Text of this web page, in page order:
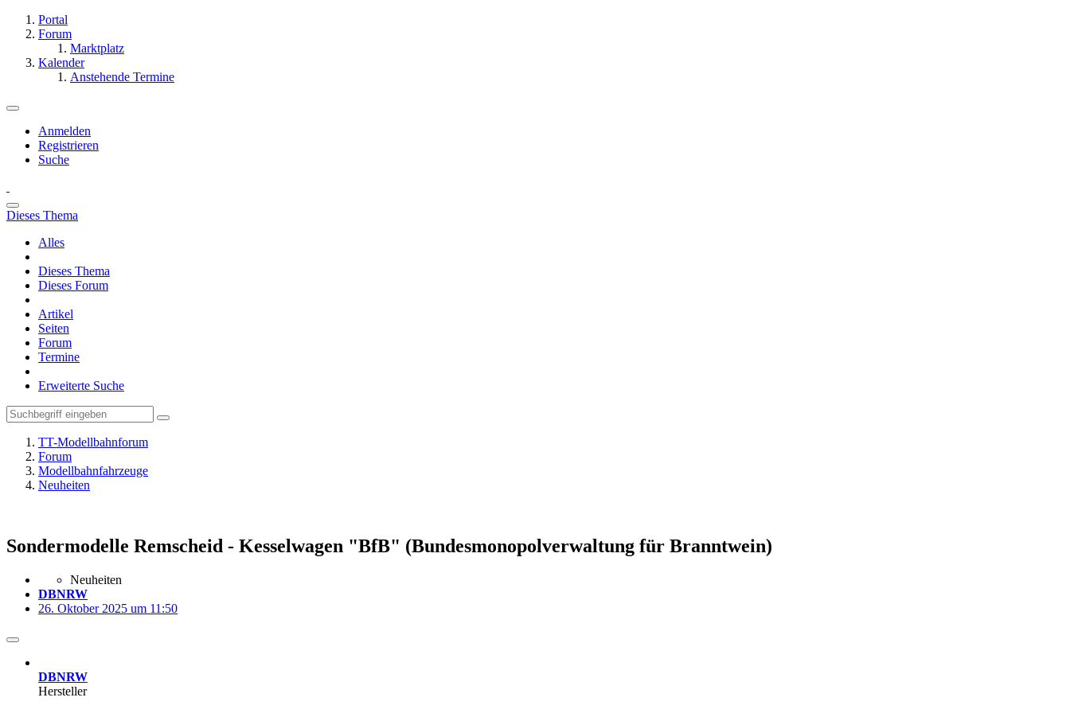
Portal
Forum
Marktplatz
Kalender
Anstehende Termine
Anmelden
Registrieren
Suche
Dieses Thema
Alles
Dieses Thema
Dieses Forum
Artikel
Seiten
Forum
Termine
Erweiterte Suche
TT-Modellbahnforum
Forum
Modellbahnfahrzeuge
Neuheiten
Sondermodelle Remscheid - Kesselwagen "BfB" (Bundesmonopolverwaltung für Branntwein)
Neuheiten
DBNRW
26. Oktober 2025 um 11:50
DBNRW
Hersteller